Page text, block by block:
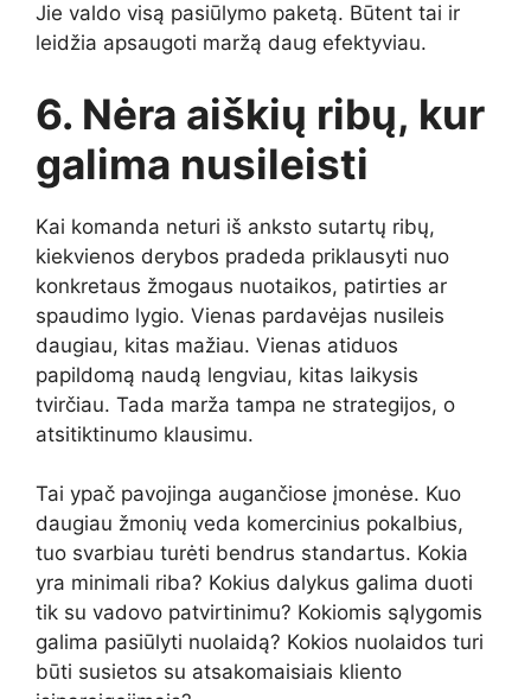
Jie valdo visą pasiūlymo paketą. Būtent tai ir
leidžia apsaugoti maržą daug efektyviau.
6. Nėra aiškių ribų, kur
galima nusileisti
Kai komanda neturi iš anksto sutartų ribų,
kiekvienos derybos pradeda priklausyti nuo
konkretaus žmogaus nuotaikos, patirties ar
spaudimo lygio. Vienas pardavėjas nusileis
daugiau, kitas mažiau. Vienas atiduos
papildomą naudą lengviau, kitas laikysis
tvirčiau. Tada marža tampa ne strategijos, o
atsitiktinumo klausimu.
Tai ypač pavojinga augančiose įmonėse. Kuo
daugiau žmonių veda komercinius pokalbius,
tuo svarbiau turėti bendrus standartus. Kokia
yra minimali riba? Kokius dalykus galima duoti
tik su vadovo patvirtinimu? Kokiomis sąlygomis
galima pasiūlyti nuolaidą? Kokios nuolaidos turi
būti susietos su atsakomaisiais kliento